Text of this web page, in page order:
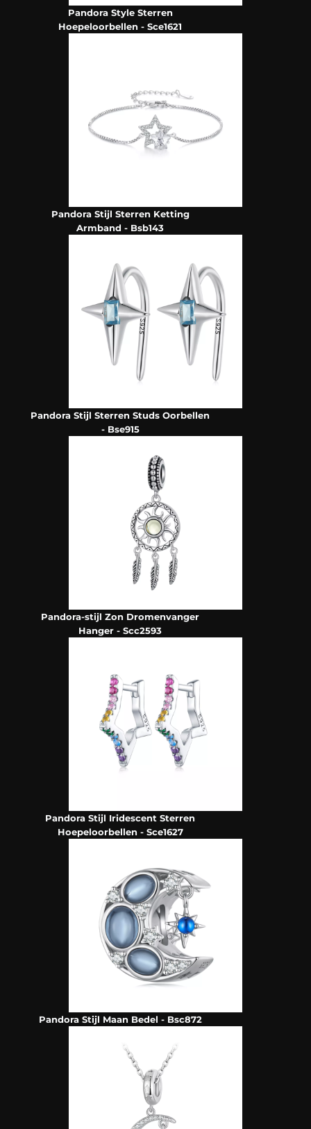
Pandora Style Sterren
Hoepeloorbellen - Sce1621
Pandora Stijl Sterren Ketting
Armband - Bsb143
Pandora Stijl Sterren Studs Oorbellen
- Bse915
Pandora-stijl Zon Dromenvanger
Hanger - Scc2593
Pandora Stijl Iridescent Sterren
Hoepeloorbellen - Sce1627
Pandora Stijl Maan Bedel - Bsc872